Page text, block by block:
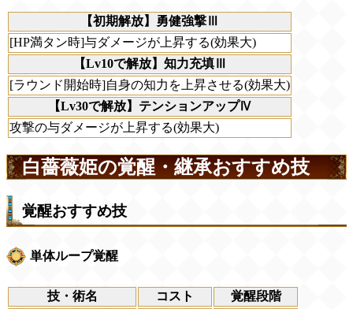
【初期解放】勇健強撃Ⅲ
[HP満タン時]与ダメージが上昇する(効果大)
【Lv10で解放】知力充填Ⅲ
[ラウンド開始時]自身の知力を上昇させる(効果大)
【Lv30で解放】テンションアップⅣ
攻撃の与ダメージが上昇する(効果大)
白薔薇姫の覚醒・継承おすすめ技
覚醒おすすめ技
単体ループ覚醒
技・術名 コスト
覚醒段階